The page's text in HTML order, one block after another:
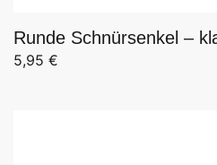
Runde Schnürsenkel –
5,95 €